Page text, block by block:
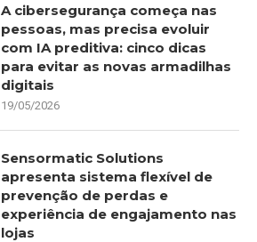
A cibersegurança começa nas
pessoas, mas precisa evoluir
com IA preditiva: cinco dicas
para evitar as novas armadilhas
digitais
19/05/2026
Sensormatic Solutions
apresenta sistema flexível de
prevenção de perdas e
experiência de engajamento nas
lojas